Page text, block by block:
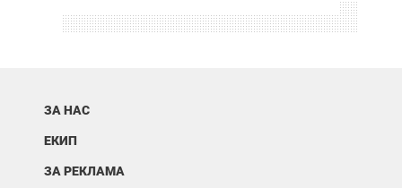
ЗА НАС
ЕКИП
ЗА РЕКЛАМА